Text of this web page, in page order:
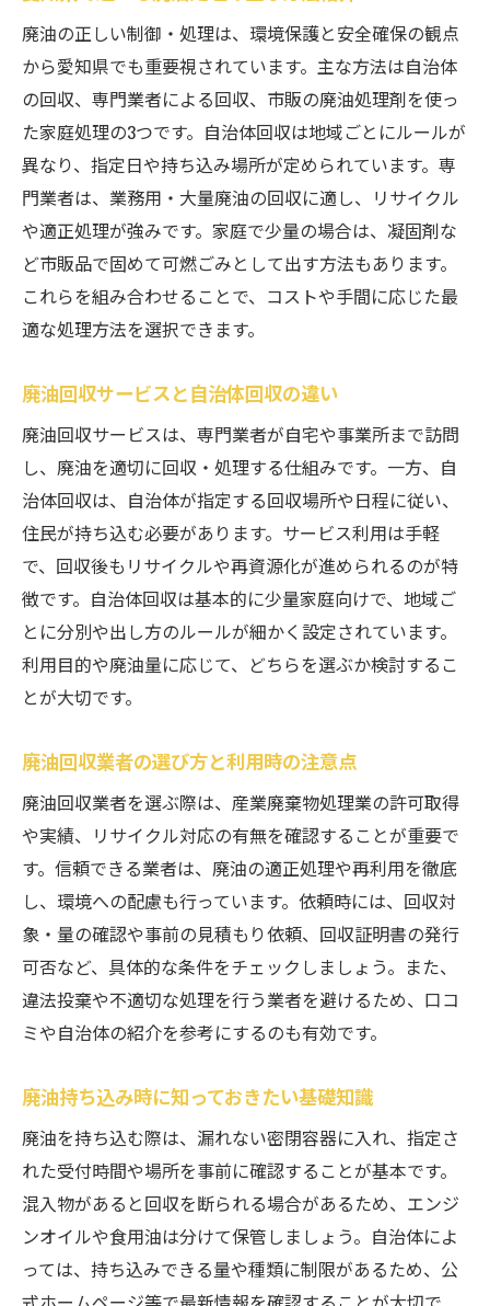
廃油の正しい制御・処理は、環境保護と安全確保の観点
から愛知県でも重要視されています。主な方法は自治体
の回収、専門業者による回収、市販の廃油処理剤を使っ
た家庭処理の3つです。自治体回収は地域ごとにルールが
異なり、指定日や持ち込み場所が定められています。専
門業者は、業務用・大量廃油の回収に適し、リサイクル
や適正処理が強みです。家庭で少量の場合は、凝固剤な
ど市販品で固めて可燃ごみとして出す方法もあります。
これらを組み合わせることで、コストや手間に応じた最
適な処理方法を選択できます。
廃油回収サービスと自治体回収の違い
廃油回収サービスは、専門業者が自宅や事業所まで訪問
し、廃油を適切に回収・処理する仕組みです。一方、自
治体回収は、自治体が指定する回収場所や日程に従い、
住民が持ち込む必要があります。サービス利用は手軽
で、回収後もリサイクルや再資源化が進められるのが特
徴です。自治体回収は基本的に少量家庭向けで、地域ご
とに分別や出し方のルールが細かく設定されています。
利用目的や廃油量に応じて、どちらを選ぶか検討するこ
とが大切です。
廃油回収業者の選び方と利用時の注意点
廃油回収業者を選ぶ際は、産業廃棄物処理業の許可取得
や実績、リサイクル対応の有無を確認することが重要で
す。信頼できる業者は、廃油の適正処理や再利用を徹底
し、環境への配慮も行っています。依頼時には、回収対
象・量の確認や事前の見積もり依頼、回収証明書の発行
可否など、具体的な条件をチェックしましょう。また、
違法投棄や不適切な処理を行う業者を避けるため、口コ
ミや自治体の紹介を参考にするのも有効です。
廃油持ち込み時に知っておきたい基礎知識
廃油を持ち込む際は、漏れない密閉容器に入れ、指定さ
れた受付時間や場所を事前に確認することが基本です。
混入物があると回収を断られる場合があるため、エンジ
ンオイルや食用油は分けて保管しましょう。自治体によ
っては、持ち込みできる量や種類に制限があるため、公